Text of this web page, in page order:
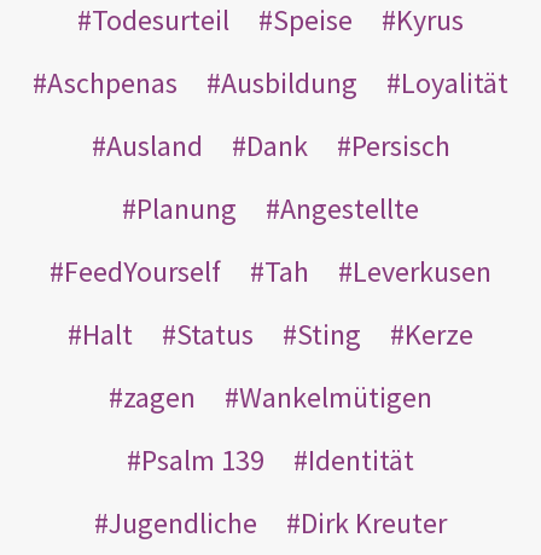
Todesurteil
Speise
Kyrus
Aschpenas
Ausbildung
Loyalität
Ausland
Dank
Persisch
Planung
Angestellte
FeedYourself
Tah
Leverkusen
Halt
Status Sting
Kerze
zagen
Wankelmütigen
Psalm 139
Identität
Jugendliche
Dirk Kreuter